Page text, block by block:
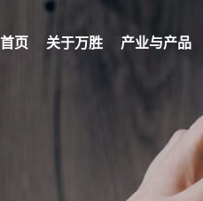
首页 关于万胜 产业与产品